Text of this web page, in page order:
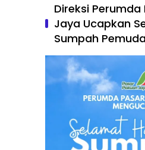
Direksi
Jaya Ucapkan
Sumpah